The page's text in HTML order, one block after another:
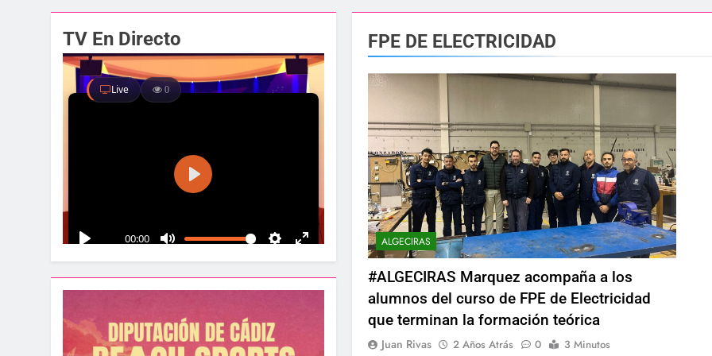
Santa Bárbara acoge el circuito nacional de vóley playa tres estrellas y el
2 Semanas Atrás
La Línea albergará el Campeonato de Europa de Beach Sprint 2026 con más de
Parques y Jardines lleva a cabo trabajos de mejora y mantenimiento en las
La Velada y Fiestas 2026 echa el cierre con éxito rotundo
La Mancomunidad y el Banco de Alimentos del Campo de Gibraltar renuevan su
2 Semanas Atrás
Tráfico especial para despedir la feria. Ojo si vas a Santa Bárbara
2 Semanas Atrás
La feria se despide por todo lo alto: Antonio José, fuegos artificiales y música
TV En Directo FPE DE ELECTRICIDAD
ALGECIRAS
#ALGECIRAS Marquez acompaña a los
alumnos del curso de FPE de Electricidad
que terminan la formación teórica
Juan Rivas 2 Años Atrás 0 3 Minutos